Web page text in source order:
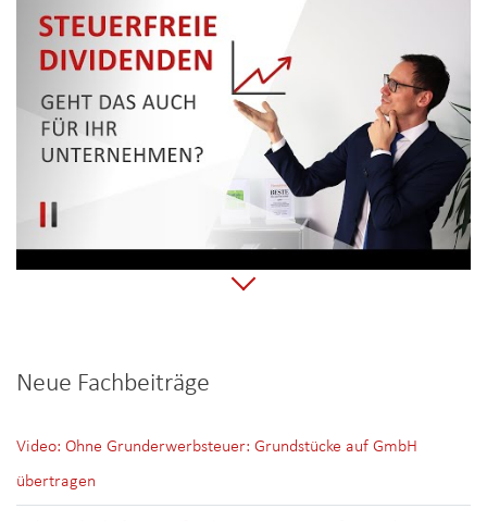
Neue Fachbeiträge
Video: Ohne Grunderwerbsteuer: Grundstücke auf GmbH
übertragen